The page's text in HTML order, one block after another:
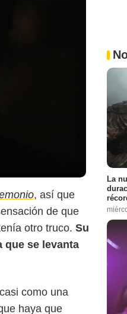
, así que
de que
otro truco. Su
que se levanta
como una
haya que
La